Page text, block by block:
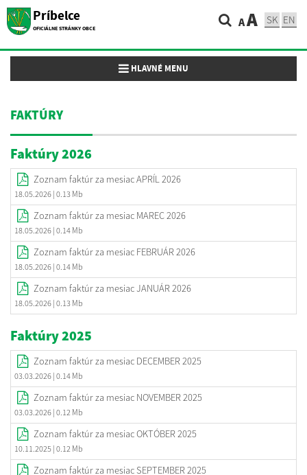
Príbelce
OFICIÁLNE STRÁNKY OBCE AA SK EN
Toggle navigation
HLAVNÉ MENU
FAKTÚRY
Faktúry 2026
Zoznam faktúr za mesiac APRÍL 2026
18.05.2026 | 0.13 Mb
Zoznam faktúr za mesiac MAREC 2026
18.05.2026 | 0.14 Mb
Zoznam faktúr za mesiac FEBRUÁR 2026
18.05.2026 | 0.14 Mb
Zoznam faktúr za mesiac JANUÁR 2026
18.05.2026 | 0.13 Mb
Faktúry 2025
Zoznam faktúr za mesiac DECEMBER 2025
03.03.2026 | 0.14 Mb
Zoznam faktúr za mesiac NOVEMBER 2025
03.03.2026 | 0.12 Mb
Zoznam faktúr za mesiac OKTÓBER 2025
10.11.2025 | 0.12 Mb
Zoznam faktúr za mesiac SEPTEMBER 2025